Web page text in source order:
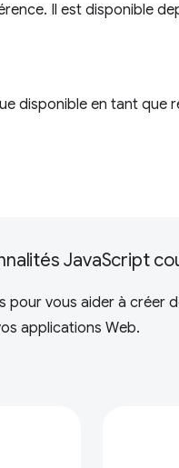
Il est disponible
disponible en tant que
JavaScript
vous aider à créer
applications Web.